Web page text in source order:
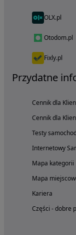
OLX.pl
Otodom.pl
Fixly.pl
Przydatne
Cennik dla
Cennik dla
Testy
Internetowy
Mapa kategorii
Mapa
Kariera
Części - dobre